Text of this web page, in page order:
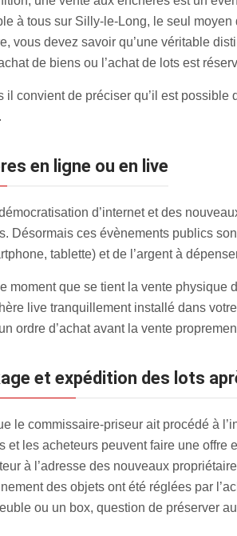
à tous sur Silly-le-Long, le seul moyen
vous devez savoir qu’une véritable
de biens ou l’achat de lots est
il convient de préciser qu’il est
en ligne ou en live
d’internet et des
Désormais ces évènements publics
tablette) et de l’argent à
moment que se tient la vente physique
live tranquillement installé dans
ordre d’achat avant la vente
et expédition des lots
le commissaire-priseur ait procédé à
et les acheteurs peuvent faire une offre
à l’adresse des nouveaux
des objets ont été réglées par
ou un box, question de préserver